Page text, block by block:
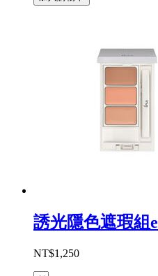
誘光隱色遮瑕組e
NT$1,250